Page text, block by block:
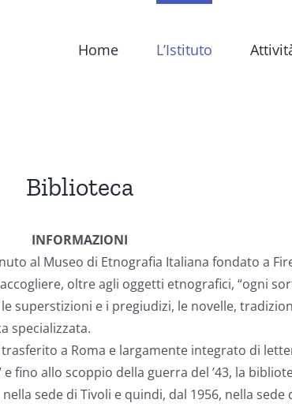
Home L’Istituto
Biblioteca
INFORMAZIONI
al Museo di Etnografia Italiana fondato a
oltre agli oggetti etnografici, “ogni
superstizioni e i pregiudizi, le novelle,
specializzata.
a Roma e largamente integrato di
fino allo scoppio della guerra del ’43, la
sede di Tivoli e quindi, dal 1956, nella